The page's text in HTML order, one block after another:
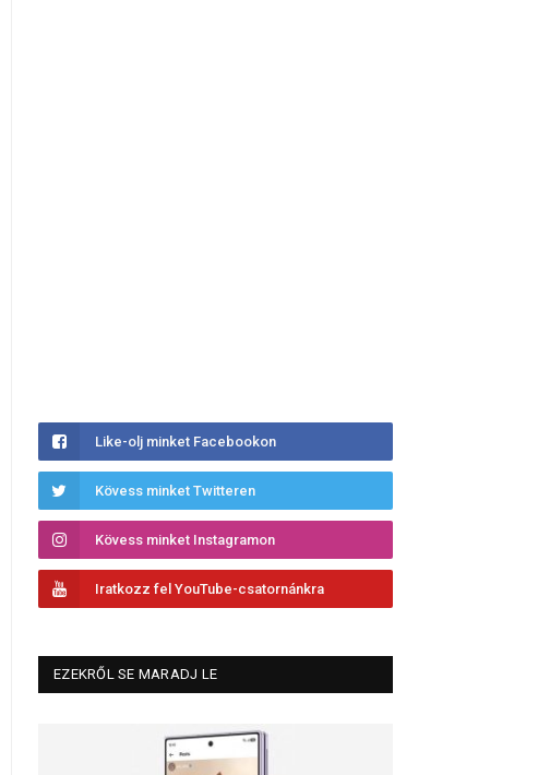
Like-olj minket Facebookon
Kövess minket Twitteren
Kövess minket Instagramon
Iratkozz fel YouTube-csatornánkra
EZEKRŐL SE MARADJ LE